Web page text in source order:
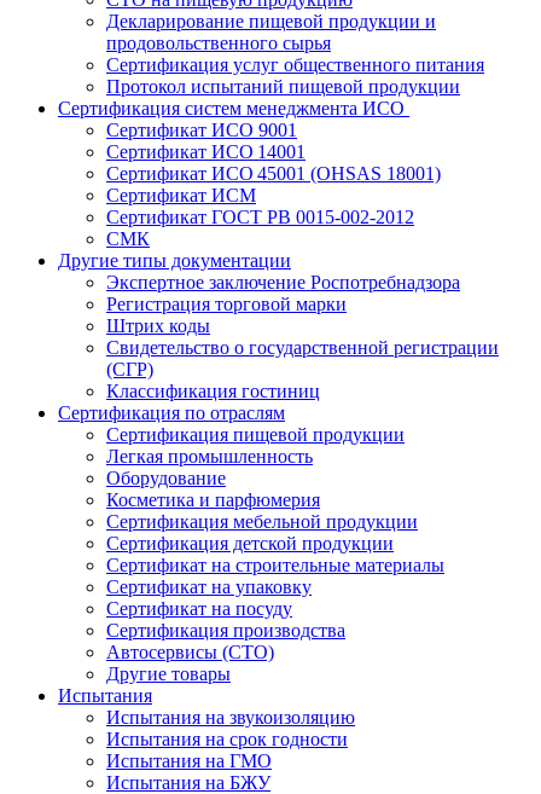
Декларирование пищевой продукции и
продовольственного сырья
Сертификация услуг общественного питания
Протокол испытаний пищевой продукции
Сертификация систем менеджмента ИСО
Сертификат ИСО 9001
Сертификат ИСО 14001
Сертификат ИСО 45001 (OHSAS 18001)
Сертификат ИСМ
Сертификат ГОСТ РВ 0015-002-2012
СМК
Другие типы документации
Экспертное заключение Роспотребнадзора
Регистрация торговой марки
Штрих коды
Свидетельство о государственной регистрации
(СГР)
Классификация гостиниц
Сертификация по отраслям
Сертификация пищевой продукции
Легкая промышленность
Оборудование
Косметика и парфюмерия
Сертификация мебельной продукции
Сертификация детской продукции
Сертификат на строительные материалы
Сертификат на упаковку
Сертификат на посуду
Сертификация производства
Автосервисы (СТО)
Другие товары
Испытания
Испытания на звукоизоляцию
Испытания на срок годности
Испытания на ГМО
Испытания на БЖУ